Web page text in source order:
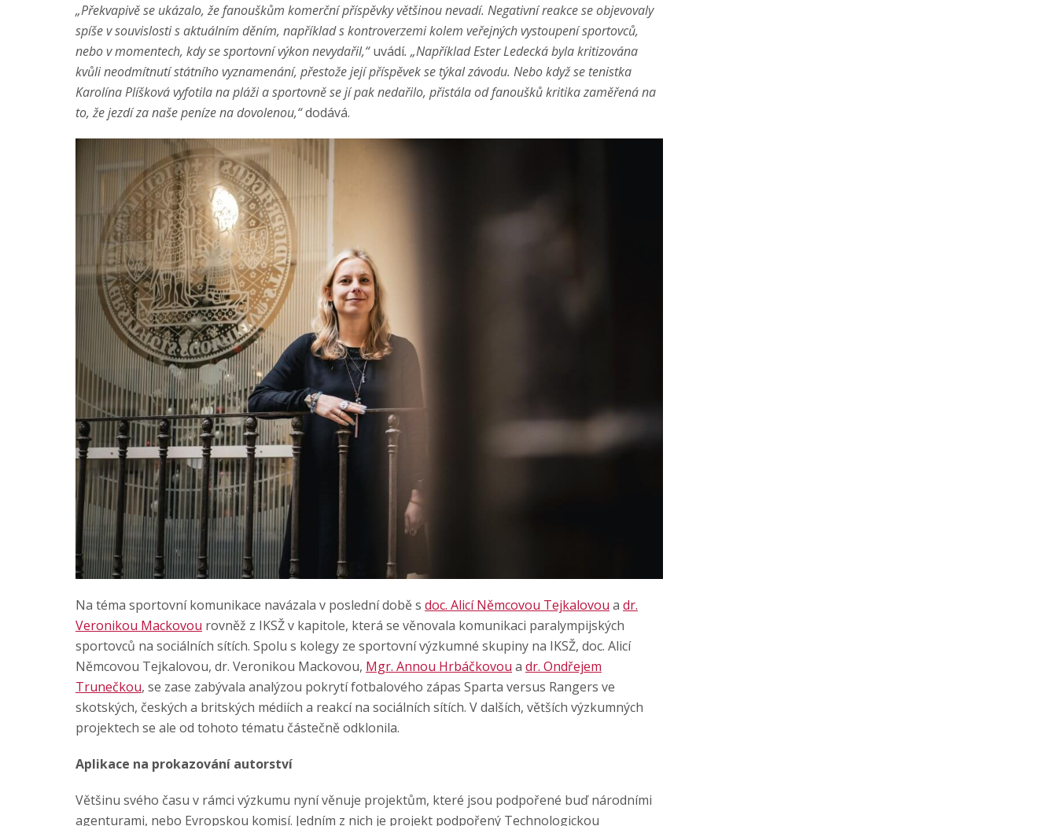
„Překvapivě se ukázalo, že fanouškům komerční příspěvky většinou nevadí. Negativní reakce se objevovaly
spíše v souvislosti s aktuálním děním, například s kontroverzemi kolem veřejných vystoupení sportovců,
nebo v momentech, kdy se sportovní výkon nevydařil,“uvádí. „Například Ester Ledecká byla kritizována
kvůli neodmítnutí státního vyznamenání, přestože její příspěvek se týkal závodu. Nebo když se tenistka
Karolína Plíšková vyfotila na pláži a sportovně se jí pak nedařilo, přistála od fanoušků kritika zaměřená na
to, že jezdí za naše peníze na dovolenou,“dodává.
Na téma sportovní komunikace navázala v poslední době s doc. Alicí Němcovou Tejkalovou a dr.
Veronikou Mackovou rovněž z IKSŽ v kapitole, která se věnovala komunikaci paralympijských
sportovců na sociálních sítích. Spolu s kolegy ze sportovní výzkumné skupiny na IKSŽ, doc. Alicí
Němcovou Tejkalovou, dr. Veronikou Mackovou, Mgr. Annou Hrbáčkovou a dr. Ondřejem
Trunečkou, se zase zabývala analýzou pokrytí fotbalového zápas Sparta versus Rangers ve
skotských, českých a britských médiích a reakcí na sociálních sítích. V dalších, větších výzkumných
projektech se ale od tohoto tématu částečně odklonila.
Aplikace na prokazování autorství
Většinu svého času v rámci výzkumu nyní věnuje projektům, které jsou podpořené buď národními
agenturami, nebo Evropskou komisí. Jedním z nich je projekt podpořený Technologickou